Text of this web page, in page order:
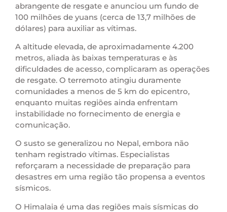
abrangente de resgate e anunciou um fundo de
100 milhões de yuans (cerca de 13,7 milhões de
dólares) para auxiliar as vítimas.
A altitude elevada, de aproximadamente 4.200
metros, aliada às baixas temperaturas e às
dificuldades de acesso, complicaram as operações
de resgate. O terremoto atingiu duramente
comunidades a menos de 5 km do epicentro,
enquanto muitas regiões ainda enfrentam
instabilidade no fornecimento de energia e
comunicação.
O susto se generalizou no Nepal, embora não
tenham registrado vítimas. Especialistas
reforçaram a necessidade de preparação para
desastres em uma região tão propensa a eventos
sísmicos.
O Himalaia é uma das regiões mais sísmicas do